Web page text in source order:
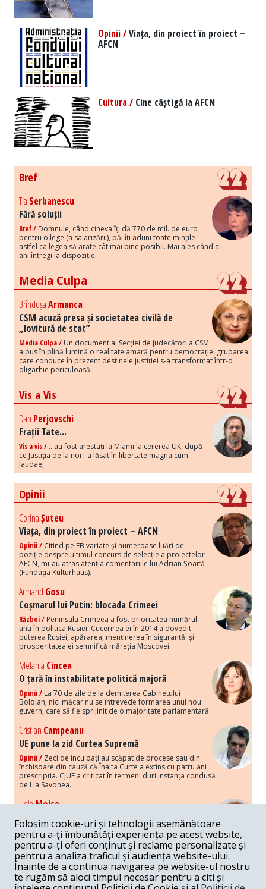
Opinii /Viața, din proiect în proiect –
AFCN
Cultura /Cine câștigă la AFCN
Bref
Tia Serbanescu
Fără soluții
Bref / Domnule, când cineva îți dă 770 de mil. de euro
pentru o lege (a salarizării), păi îți aduni toate mințile
astfel ca legea să arate cât mai bine posibil. Mai ales când ai
ani întregi la dispoziție.
Media Culpa
BrîndușaArmanca
CSM acuză presa și societatea civilă de
„lovitură de stat”
Media Culpa / Un document al Secției de judecători a CSM
a pus în plină lumină o realitate amară pentru democrație: gruparea
care conduce în prezent destinele justiției s-a transformat într-o
oligarhie periculoasă.
Vis a Vis
Dan Perjovschi
Frații Tate...
Vis a vis / ...au fost arestați la Miami la cererea UK, după
ce Justiția de la noi i-a lăsat în libertate magna cum
laudae,
Opinii
CorinaȘuteu
Viața, din proiect în proiect – AFCN
Opinii / Citind pe FB variate și numeroase luări de
poziție despre ultimul concurs de selecție a proiectelor
AFCN, mi-au atras atenția comentariile lui Adrian Șoaită
(Fundația Kulturhaus).
Armand Gosu
Coșmarul lui Putin: blocada Crimeei
Război / Peninsula Crimeea a fost prioritatea numărul
unu în politica Rusiei. Cucerirea ei în 2014 a dovedit
puterea Rusiei, apărarea, menținerea în siguranță și
prosperitatea ei semnifică măreția Moscovei.
Melania Cincea
O țară în instabilitate politică majoră
Opinii / La 70 de zile de la demiterea Cabinetului
Bolojan, nici măcar nu se întrevede formarea unui nou
guvern, care să fie sprijinit de o majoritate parlamentară.
Cristian Campeanu
UE pune la zid Curtea Supremă
Opinii / Zeci de inculpați au scăpat de procese sau din
închisoare din cauză că Înalta Curte a extins cu patru ani
prescripția. CJUE a criticat în termeni duri instanța condusă
de Lia Savonea.
LidiaMoise
Costurile economice ale haosului politic
Opinii / Economia nu poate rezista cu retorica falsă a
susținerii intereselor poporului, care, de fapt, ascunde
obsesia menținerii privilegiilor și a averilor unor caste.
Melania Cincea
Noi puseuri de xenofobie din partea românilor
Folosim cookie-uri și tehnologii asemănătoare
pentru a-ți îmbunătăți experiența pe acest website,
pentru a-ți oferi conținut și reclame personalizate și
pentru a analiza traficul și audiența website-ului.
Înainte de a continua navigarea pe website-ul nostru
te rugăm să aloci timpul necesar pentru a citi și